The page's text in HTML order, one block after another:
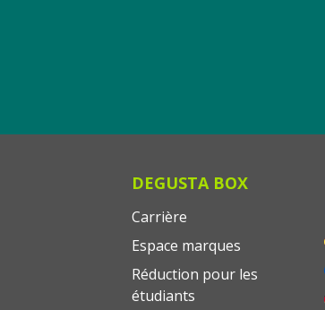
DEGUSTA BOX
Carrière
Espace marques
Réduction pour les
étudiants